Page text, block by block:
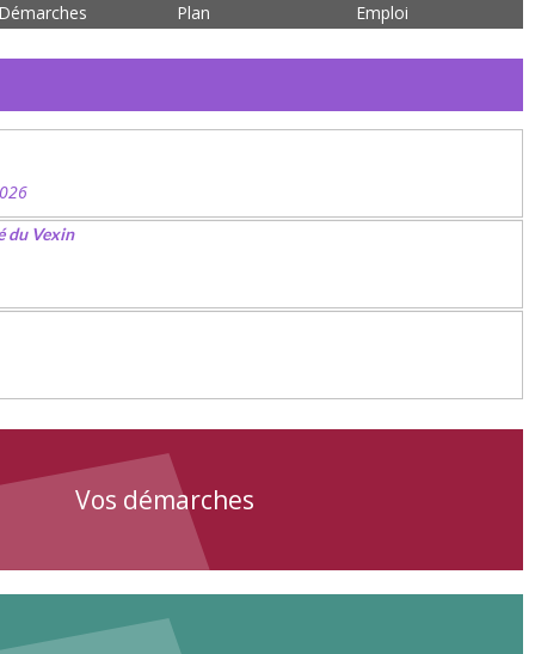
Plan Emploi
du Vexin
Vos démarches